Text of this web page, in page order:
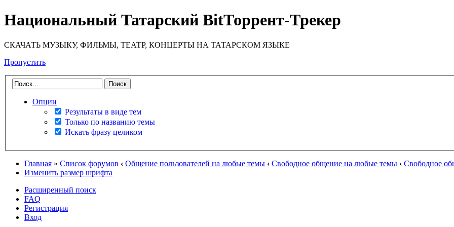
Национальный Татарский BitТоррент-Трекер
СКАЧАТЬ МУЗЫКУ, ФИЛЬМЫ, ТЕАТР, КОНЦЕРТЫ НА ТАТАРСКОМ ЯЗЫКЕ
Пропустить
Опции
Результаты в виде тем
Только по названию темы
Искать фразу целиком
Главная » Список форумов ‹ Общение пользователей на любые темы ‹ Свободное общение на любые темы ‹ Свободное
Изменить размер шрифта
Расширенный поиск
FAQ
Регистрация
Вход